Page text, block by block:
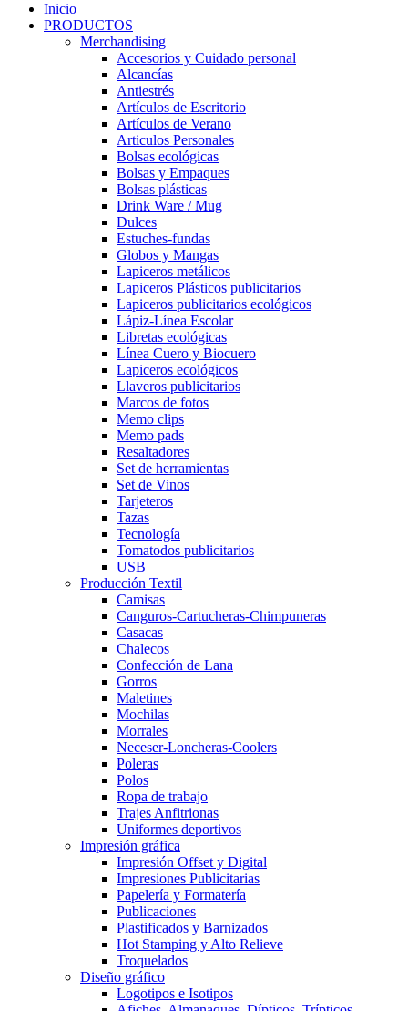
Inicio
PRODUCTOS
Merchandising
Accesorios y Cuidado personal
Alcancías
Antiestrés
Artículos de Escritorio
Artículos de Verano
Articulos Personales
Bolsas ecológicas
Bolsas y Empaques
Bolsas plásticas
Drink Ware / Mug
Dulces
Estuches-fundas
Globos y Mangas
Lapiceros metálicos
Lapiceros Plásticos publicitarios
Lapiceros publicitarios ecológicos
Lápiz-Línea Escolar
Libretas ecológicas
Línea Cuero y Biocuero
Lapiceros ecológicos
Llaveros publicitarios
Marcos de fotos
Memo clips
Memo pads
Resaltadores
Set de herramientas
Set de Vinos
Tarjeteros
Tazas
Tecnología
Tomatodos publicitarios
USB
Producción Textil
Camisas
Canguros-Cartucheras-Chimpuneras
Casacas
Chalecos
Confección de Lana
Gorros
Maletines
Mochilas
Morrales
Neceser-Loncheras-Coolers
Poleras
Polos
Ropa de trabajo
Trajes Anfitrionas
Uniformes deportivos
Impresión gráfica
Impresión Offset y Digital
Impresiones Publicitarias
Papelería y Formatería
Publicaciones
Plastificados y Barnizados
Hot Stamping y Alto Relieve
Troquelados
Diseño gráfico
Logotipos e Isotipos